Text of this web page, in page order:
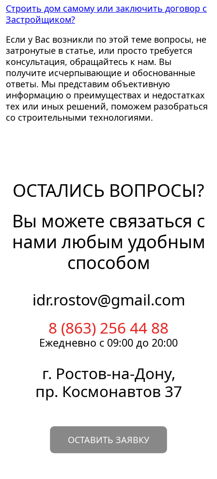
Строить дом самому или заключить договор с
Застройщиком?
Если у Вас возникли по этой теме вопросы, не
затронутые в статье, или просто требуется
консультация, обращайтесь к нам. Вы
получите исчерпывающие и обоснованные
ответы. Мы представим объективную
информацию о преимуществах и недостатках
тех или иных решений, поможем разобраться
со строительными технологиями.
ОСТАЛИСЬ ВОПРОСЫ?
Вы можете связаться с
нами любым удобным
способом
8 (863) 256 44 88
idr.rostov@gmail.com
г. Ростов-на-Дону,
пр. Космонавтов 37
Ежедневно с 09:00 до 20:00
ОСТАВИТЬ ЗАЯВКУ